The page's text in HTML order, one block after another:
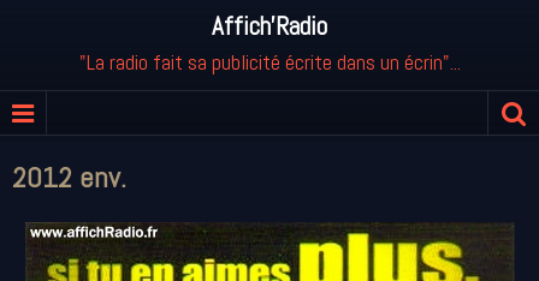
Affich'Radio
"La radio fait sa publicité écrite dans un écrin"...
2012 env.